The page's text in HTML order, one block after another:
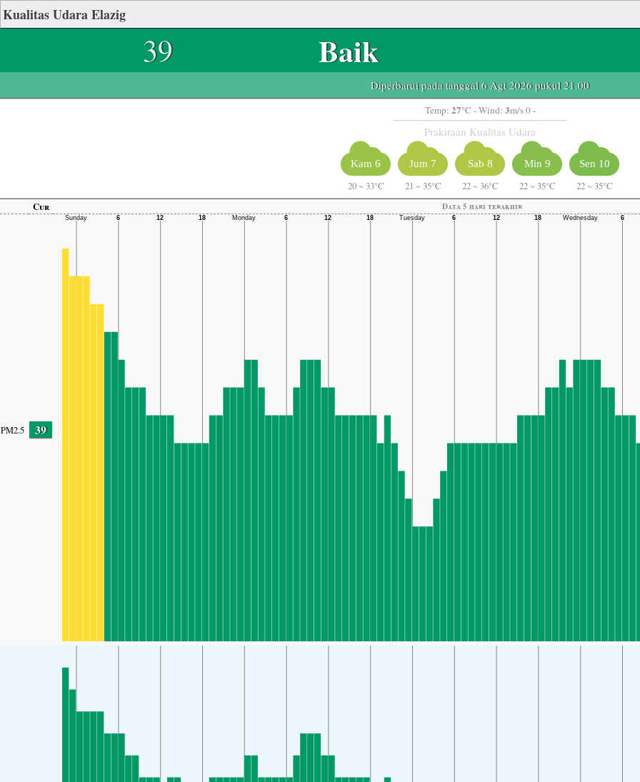
Kualitas Udara Elazig
39 Baik
Diperbarui pada tanggal 6 Agt 2026 pukul 21.00
Temp: 27°C - Wind: 3m/s 0 -
Prakiraan Kualitas Udara
Kam 6
20 ~ 33°C
Jum 7
21 ~ 35°C
Sab 8
22 ~ 36°C
Min 9
22 ~ 35°C
Sen 10
22 ~ 35°C
Cur
Data 5 hari terakhir
PM2.5 39